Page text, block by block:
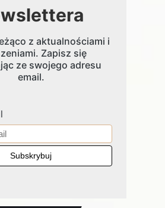
z aktualnościami i
Zapisz się
ze swojego adresu
email.